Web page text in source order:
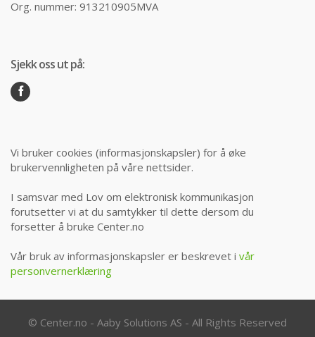
Org. nummer: 913210905MVA
Sjekk oss ut på:
Vi bruker cookies (informasjonskapsler) for å øke
brukervennligheten på våre nettsider.
I samsvar med Lov om elektronisk kommunikasjon
forutsetter vi at du samtykker til dette dersom du
forsetter å bruke Center.no
Vår bruk av informasjonskapsler er beskrevet i vår
personvernerklæring
© Center.no - Aaby Solutions AS - All Rights Reserved